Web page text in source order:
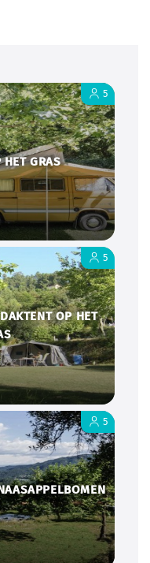
HET GRAS
5
OP HET
5
5